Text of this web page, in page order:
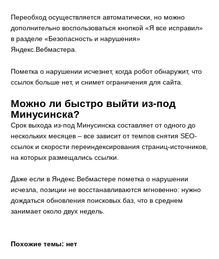
Переобход осуществляется автоматически, но можно
дополнительно воспользоваться кнопкой «Я все исправил»
в разделе «Безопасность и нарушения»
Яндекс.Вебмастера.
Пометка о нарушении исчезнет, когда робот обнаружит, что
ссылок больше нет, и снимет ограничения для сайта.
Можно ли быстро выйти из-под
Минусинска?
Срок выхода из-под Минусинска составляет от одного до
нескольких месяцев – все зависит от темпов снятия SEO-
ссылок и скорости переиндексирования страниц-источников,
на которых размещались ссылки.
Даже если в Яндекс.Вебмастере пометка о нарушении
исчезла, позиции не восстанавливаются мгновенно: нужно
дождаться обновления поисковых баз, что в среднем
занимает около двух недель.
Похожие темы: нет